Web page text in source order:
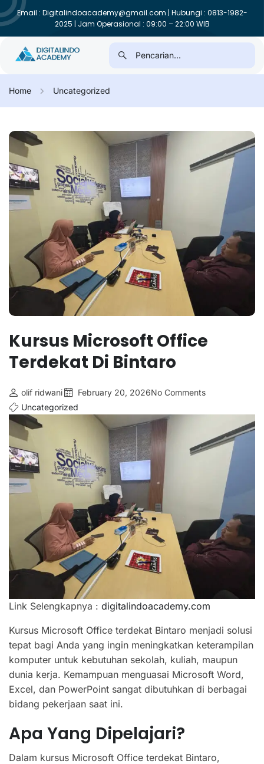
Email : Digitalindoacademy@gmail.com | Hubungi : 0813-1982-
2025 | Jam Operasional : 09:00 – 22:00 WIB
Home Uncategorized
Kursus Microsoft Office
Terdekat Di Bintaro
olif ridwani February 20, 2026No Comments
Uncategorized
Link Selengkapnya : digitalindoacademy.com
Kursus Microsoft Office terdekat Bintaro menjadi solusi
tepat bagi Anda yang ingin meningkatkan keterampilan
komputer untuk kebutuhan sekolah, kuliah, maupun
dunia kerja. Kemampuan menguasai Microsoft Word,
Excel, dan PowerPoint sangat dibutuhkan di berbagai
bidang pekerjaan saat ini.
Apa Yang Dipelajari?
Dalam kursus Microsoft Office terdekat Bintaro,